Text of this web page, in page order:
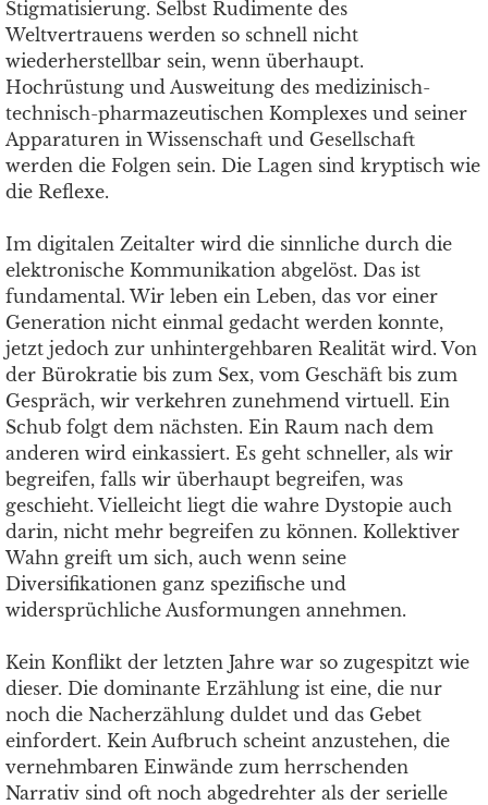
Stigmatisierung. Selbst Rudimente des
Weltvertrauens werden so schnell nicht
wiederherstellbar sein, wenn überhaupt.
Hochrüstung und Ausweitung des medizinisch-
technisch-pharmazeutischen Komplexes und seiner
Apparaturen in Wissenschaft und Gesellschaft
werden die Folgen sein. Die Lagen sind kryptisch wie
die Reflexe.
Im digitalen Zeitalter wird die sinnliche durch die
elektronische Kommunikation abgelöst. Das ist
fundamental. Wir leben ein Leben, das vor einer
Generation nicht einmal gedacht werden konnte,
jetzt jedoch zur unhintergehbaren Realität wird. Von
der Bürokratie bis zum Sex, vom Geschäft bis zum
Gespräch, wir verkehren zunehmend virtuell. Ein
Schub folgt dem nächsten. Ein Raum nach dem
anderen wird einkassiert. Es geht schneller, als wir
begreifen, falls wir überhaupt begreifen, was
geschieht. Vielleicht liegt die wahre Dystopie auch
darin, nicht mehr begreifen zu können. Kollektiver
Wahn greift um sich, auch wenn seine
Diversifikationen ganz spezifische und
widersprüchliche Ausformungen annehmen.
Kein Konflikt der letzten Jahre war so zugespitzt wie
dieser. Die dominante Erzählung ist eine, die nur
noch die Nacherzählung duldet und das Gebet
einfordert. Kein Aufbruch scheint anzustehen, die
vernehmbaren Einwände zum herrschenden
Narrativ sind oft noch abgedrehter als der serielle